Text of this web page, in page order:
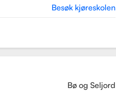
Besøk kjøreskolen
Bø og Seljord